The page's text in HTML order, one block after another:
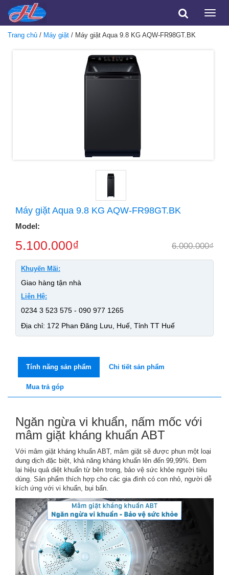
Toggle
Trang chủ / Máy giặt / Máy giặt Aqua 9.8 KG AQW-FR98GT.BK
Máy giặt Aqua 9.8 KG AQW-FR98GT.BK
Model:
5.100.000₫ 6.000.000₫
Khuyến Mãi:
Giao hàng tận nhà
Liên Hệ:
0234 3 523 575 - 090 977 1265
Địa chỉ: 172 Phan Đăng Lưu, Huế, Tỉnh TT Huế
Tính năng sản phẩm Chi tiết sản phẩm
Mua trả góp
Ngăn ngừa vi khuẩn, nấm mốc với
mâm giặt kháng khuẩn ABT
Với mâm giặt kháng khuẩn ABT, mâm giặt sẽ được phun một loại
dung dịch đặc biệt, khả năng kháng khuẩn lên đến 99,99%. Đem
lại hiệu quả diệt khuẩn từ bên trong, bảo vệ sức khỏe người tiêu
dùng. Sản phẩm thích hợp cho các gia đình có con nhỏ, người dễ
kích ứng với vi khuẩn, bụi bẩn.